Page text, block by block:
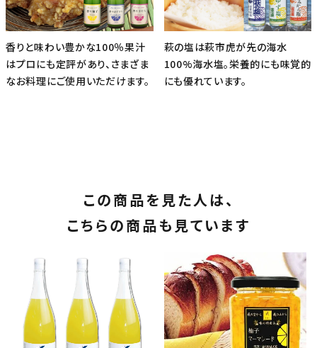
香りと味わい豊かな100％果汁
はプロにも定評があり、さまざま
なお料理にご使用いただけます。
萩の塩は萩市虎が先の海水
100%海水塩。栄養的にも味覚的
にも優れています。
この商品を見た人は、
こちらの商品も見ています